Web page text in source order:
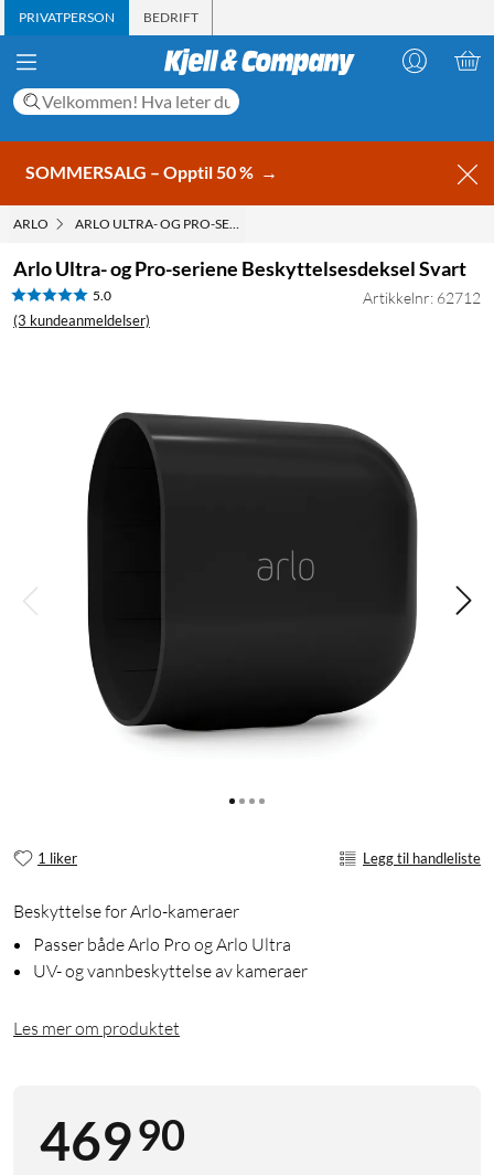
PRIVATPERSON BEDRIFT
SOMMERSALG – Opptil 50 % →
ARLO ARLO ULTRA- OG PRO-SERIENE BESKYTTELSESDEKSEL SVART
Arlo Ultra- og Pro-seriene Beskyttelsesdeksel Svart
5.0
(3 kundeanmeldelser)
Artikkelnr: 62712
1 liker Legg til handleliste
Beskyttelse for Arlo-kameraer
Passer både Arlo Pro og Arlo Ultra
UV- og vannbeskyttelse av kameraer
Les mer om produktet
46990